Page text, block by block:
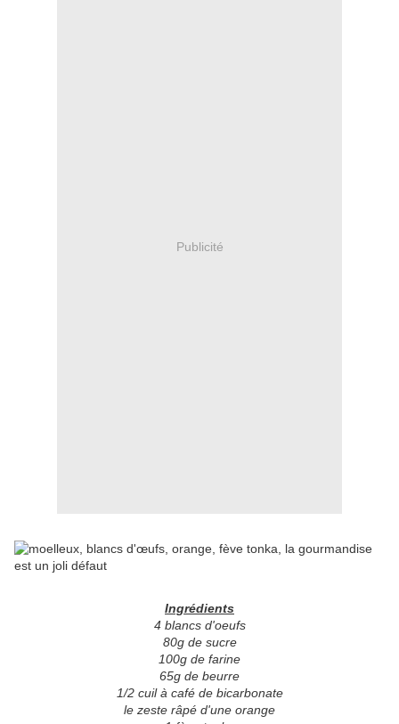
Publicité
Ingrédients
4 blancs d'oeufs
80g de sucre
100g de farine
65g de beurre
1/2 cuil à café de bicarbonate
le zeste râpé d'une orange